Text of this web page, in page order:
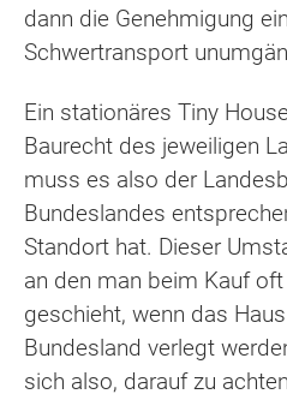
dann die Genehmigung
Schwertransport
Ein stationäres Tiny
Baurecht des jeweiligen
muss es also der
Bundeslandes
Standort hat. Dieser
an den man beim Kauf
geschieht, wenn das
Bundesland verlegt
sich also, darauf zu